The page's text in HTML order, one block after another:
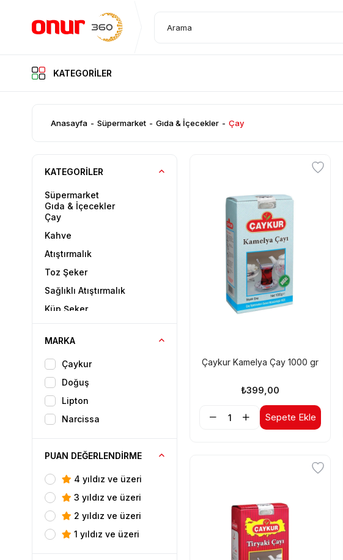
KATEGORİLER
KATEGORİLER
Anasayfa Süpermarket Gıda & İçecekler Çay
KATEGORILER
Süpermarket
Gıda & İçecekler
Çay
Kahve
Atıştırmalık
Toz Şeker
Sağlıklı Atıştırmalık
Küp Şeker
Meşrubat
Kahvaltılık
Yağ & Sos
Konserve Ürünleri
Enerji İçecekleri
Un
Tuz
Kuruyemiş
Baharat
Kapsül Kahve
MARKA
Çaykur
Doğuş
Lipton
Narcissa
PUAN DEĞERLENDIRME
4 yıldız ve üzeri
3 yıldız ve üzeri
2 yıldız ve üzeri
1 yıldız ve üzeri
Çaykur Kamelya Çay 1000 gr
₺399,00
Sepete Ekle